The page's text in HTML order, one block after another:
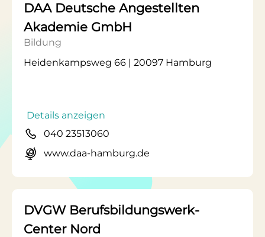
DAA Deutsche Angestellten
Akademie GmbH
Bildung
Heidenkampsweg 66 | 20097 Hamburg
Details anzeigen
040 23513060
www.daa-hamburg.de
DVGW Berufsbildungswerk-
Center Nord